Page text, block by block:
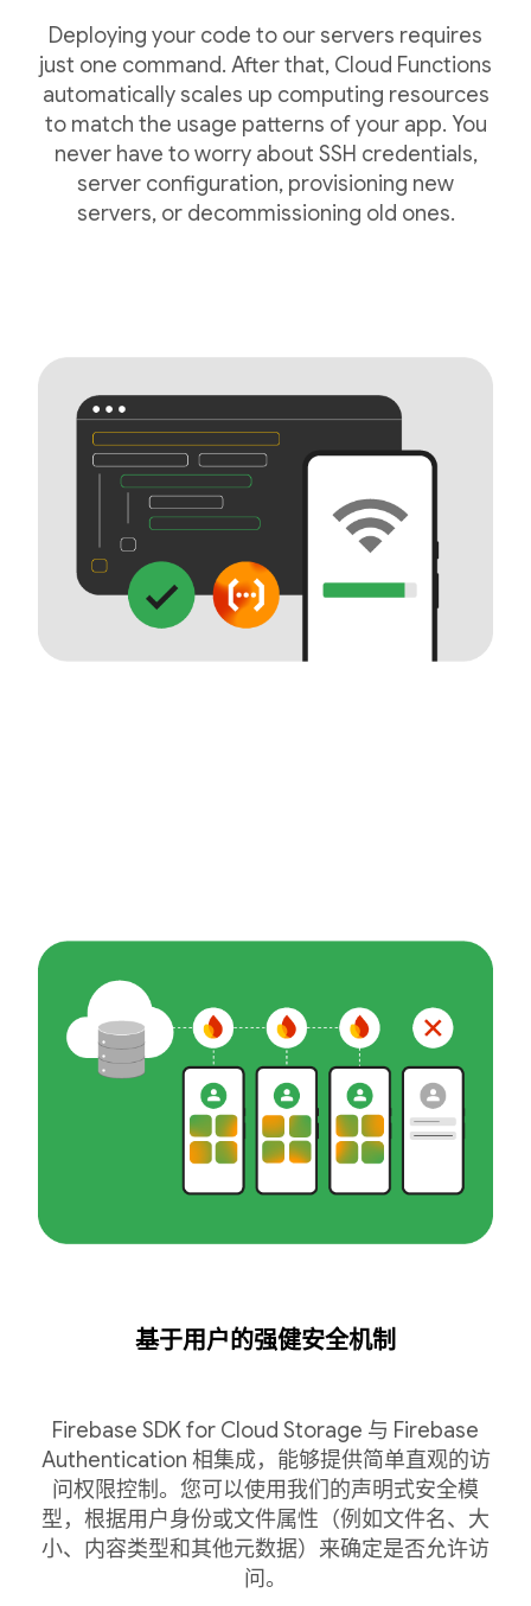
Deploying your code to our servers requires
just one command. After that, Cloud Functions
automatically scales up computing resources
to match the usage patterns of your app. You
never have to worry about SSH credentials,
server configuration, provisioning new
servers, or decommissioning old ones.
基于用户的强健安全机制
Firebase SDK for Cloud Storage 与 Firebase
Authentication 相集成，能够提供简单直观的访
问权限控制。您可以使用我们的声明式安全模
型，根据用户身份或文件属性（例如文件名、大
小、内容类型和其他元数据）来确定是否允许访
问。